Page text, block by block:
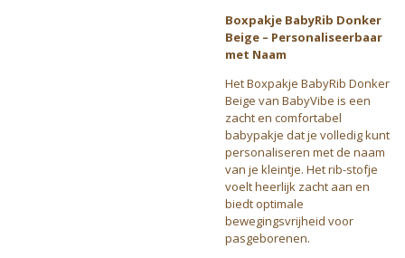
Boxpakje BabyRib Donker
Beige – Personaliseerbaar
met Naam
Het Boxpakje BabyRib Donker
Beige van BabyVibe is een
zacht en comfortabel
babypakje dat je volledig kunt
personaliseren met de naam
van je kleintje. Het rib-stofje
voelt heerlijk zacht aan en
biedt optimale
bewegingsvrijheid voor
pasgeborenen.